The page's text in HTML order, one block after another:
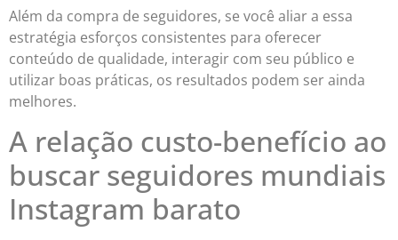
Além da compra de seguidores, se você aliar a essa
estratégia esforços consistentes para oferecer
conteúdo de qualidade, interagir com seu público e
utilizar boas práticas, os resultados podem ser ainda
melhores.
A relação custo-benefício ao
buscar seguidores mundiais
Instagram barato